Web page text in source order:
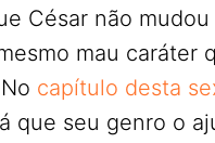
César não mudou
mau caráter
capítulo desta
que seu genro o